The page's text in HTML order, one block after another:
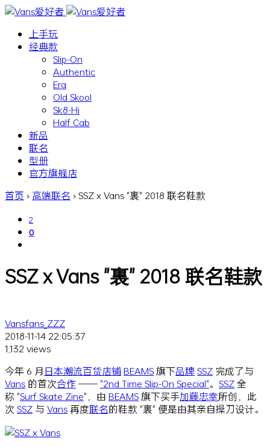
上手玩
经典款
Slip-On
Authentic
Era
Old Skool
Sk8-Hi
Half Cab
新品
联名
型册
官方旗舰店
首页 › 高端联名 ›SSZ x Vans "裏" 2018 联名鞋款
2
0
SSZ x Vans "裏" 2018 联名鞋款
Vansfans_ZZZ
2018-11-14 22:05:37
1,132 views
今年 6 月日本潮流百货店铺BEAMS旗下品牌SSZ 完成了与
Vans 的首次合作 ——"2nd Time Slip-On Special"。 SSZ全
称 "Surf Skate Zine"，由 BEAMS旗下买手加藤忠幸所创，此
次 SSZ 与 Vans再度联名的鞋款 "裏" 便是由其亲自操刀设计。